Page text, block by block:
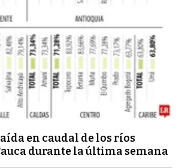
en caudal de los ríos
durante la última semana